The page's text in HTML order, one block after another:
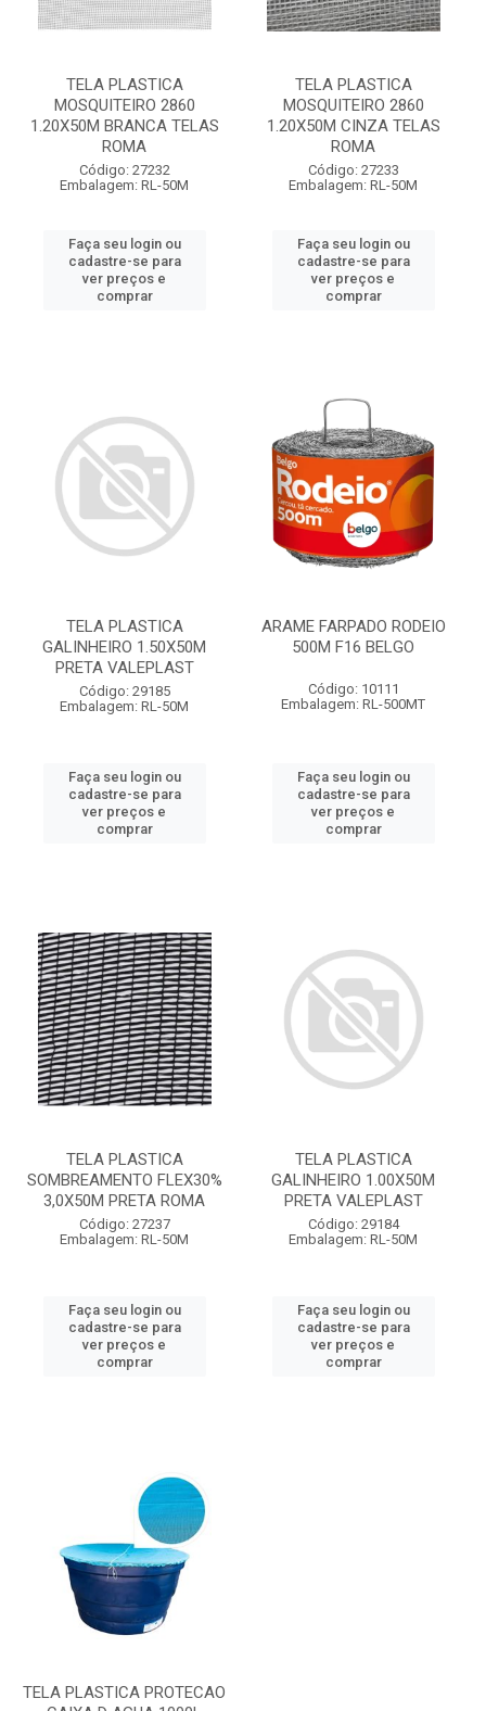
TELA PLASTICA
MOSQUITEIRO 2860
1.20X50M BRANCA TELAS
ROMA
Código: 27232
Embalagem: RL-50M
Faça seu login ou
cadastre-se para
ver preços e
comprar
TELA PLASTICA
MOSQUITEIRO 2860
1.20X50M CINZA TELAS
ROMA
Código: 27233
Embalagem: RL-50M
Faça seu login ou
cadastre-se para
ver preços e
comprar
TELA PLASTICA
GALINHEIRO 1.50X50M
PRETA VALEPLAST
Código: 29185
Embalagem: RL-50M
Faça seu login ou
cadastre-se para
ver preços e
comprar
ARAME FARPADO RODEIO
500M F16 BELGO
Código: 10111
Embalagem: RL-500MT
Faça seu login ou
cadastre-se para
ver preços e
comprar
TELA PLASTICA
SOMBREAMENTO FLEX30%
3,0X50M PRETA ROMA
Código: 27237
Embalagem: RL-50M
Faça seu login ou
cadastre-se para
ver preços e
comprar
TELA PLASTICA
GALINHEIRO 1.00X50M
PRETA VALEPLAST
Código: 29184
Embalagem: RL-50M
Faça seu login ou
cadastre-se para
ver preços e
comprar
TELA PLASTICA PROTECAO